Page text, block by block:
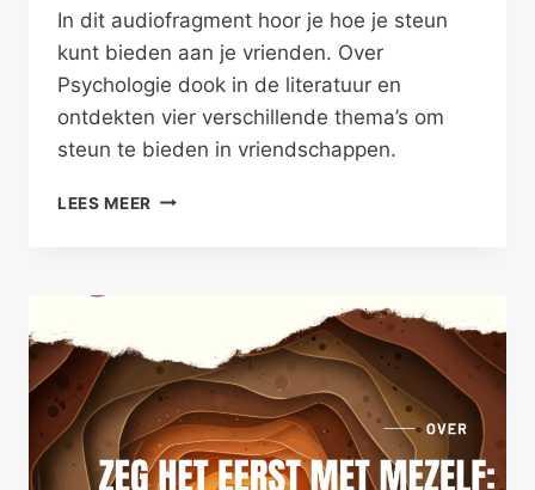
In dit audiofragment hoor je hoe je steun
kunt bieden aan je vrienden. Over
Psychologie dook in de literatuur en
ontdekten vier verschillende thema’s om
steun te bieden in vriendschappen.
LEES MEER GEEF